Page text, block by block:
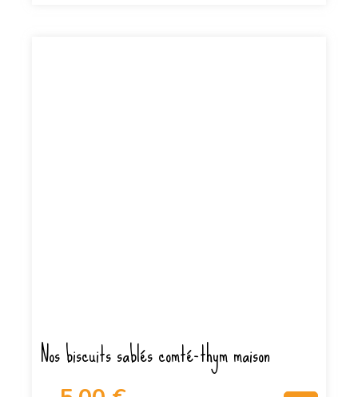
Nos biscuits sablés comté-thym maison